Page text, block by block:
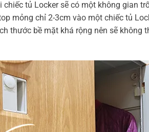
tủ Locker sẽ có một không gian
mỏng chỉ 2-3cm vào một chiếc tủ
thước bề mặt khá rộng nên sẽ không